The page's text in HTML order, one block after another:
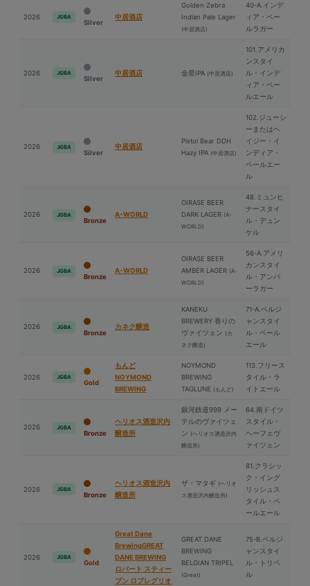
2026 JGBA
Silver
中居酒店
Golden Zebra
Indian Pale Lager
(中居酒店)
40-A.インデ
ィア・ペー
ルラガー
2026 JGBA
Silver
中居酒店 ⾦星IPA (中居酒店)
101.アメリカ
ンスタイ
ル・インデ
ィア・ペー
ルエール
2026 JGBA
Silver
中居酒店
Pistol Bear DDH
Hazy IPA (中居酒店)
102.ジューシ
ーまたはヘ
イジー・イ
ンディア・
ペールエー
ル
2026 JGBA
Bronze
A-WORLD
OIRASE BEER
DARK LAGER (A-
WORLD)
48.ミュンヒ
ナースタイ
ル・デュン
ケル
2026 JGBA
Bronze
A-WORLD
OIRASE BEER
AMBER LAGER (A-
WORLD)
56-A.アメリ
カンスタイ
ル・アンバ
ーラガー
2026 JGBA
Bronze
カネク醸造
KANEKU
BREWERY 香りの
ヴァイツェン (カ
ネク醸造)
71-A.ベルジ
ャンスタイ
ル・ペール
エール
2026 JGBA
Gold
もんど
NOYMOND
BREWING
NOYMOND
BREWING
TAGLUNE (もんど)
113.フリース
タイル・ラ
イトエール
2026 JGBA
Bronze
ヘリオス酒造沢内
醸造所
銀河鉄道999 メー
テルのヴァイツェ
ン (ヘリオス酒造沢内
醸造所)
64.南ドイツ
スタイル・
ヘーフェヴ
ァイツェン
2026 JGBA
Bronze
ヘリオス酒造沢内
醸造所
ザ・マタギ (ヘリオ
ス酒造沢内醸造所)
81.クラシッ
ク・イング
リッシュス
タイル・ペ
ールエール
2026 JGBA
Gold
Great Dane
BrewingGREAT
DANE BREWING
ロバート スティー
ブン ロブレグリオ
GREAT DANE
BREWING
BELGIAN TRIPEL
(Great)
75-B.ベルジ
ャンスタイ
ル・トリペ
ル